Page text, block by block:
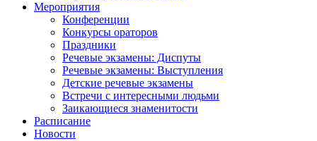
Мероприятия
Конференции
Конкурсы ораторов
Праздники
Речевые экзамены: Диспуты
Речевые экзамены: Выступления
Детские речевые экзамены
Встречи с интересными людьми
Заикающиеся знаменитости
Расписание
Новости